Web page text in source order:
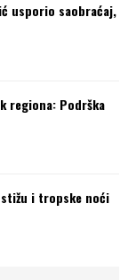
usporio saobraćaj,
regiona: Podrška
i tropske noći